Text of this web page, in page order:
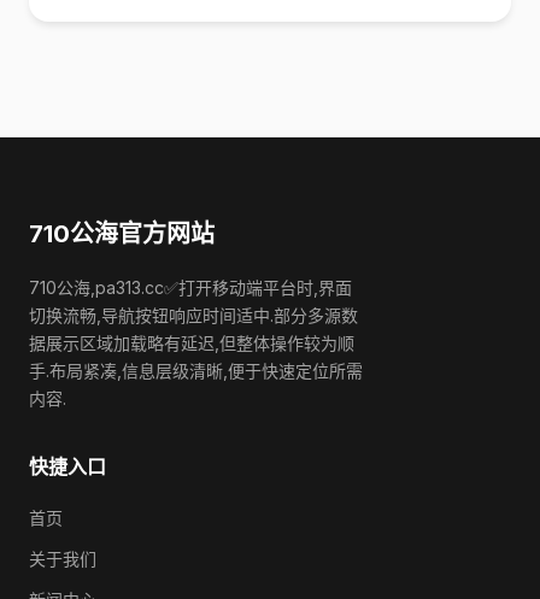
710公海官方网站
710公海,pa313.cc✅打开移动端平台时,界面
切换流畅,导航按钮响应时间适中.部分多源数
据展示区域加载略有延迟,但整体操作较为顺
手.布局紧凑,信息层级清晰,便于快速定位所需
内容.
快捷入口
首页
关于我们